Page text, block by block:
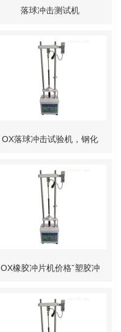
落球冲击测试机
OX落球冲击试验机，钢化
仪，落球试验机
OX橡胶冲片机价格ˇ塑胶冲
冲片机标准